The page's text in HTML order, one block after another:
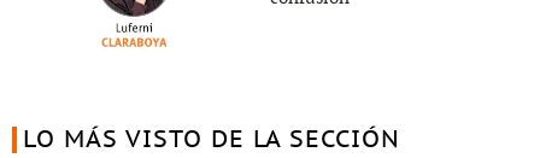
LO MÁS VISTO DE LA SECCIÓN